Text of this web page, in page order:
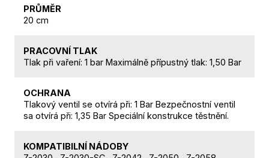
PRŮMĚR
20 cm
PRACOVNÍ TLAK
Tlak při vaření: 1 bar Maximálně přípustný tlak: 1,50 Bar
OCHRANA
Tlakový ventil se otvírá při: 1 Bar Bezpečnostní ventil
sa otvírá při: 1,35 Bar Speciální konstrukce těstnění.
KOMPATIBILNÍ NÁDOBY